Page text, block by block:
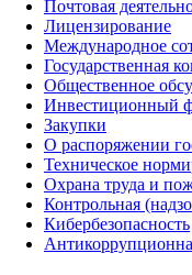
Почтовая
Лицензирование
Международное
Государственная
Общественное
Инвестиционный
Закупки
О распоряжении
Техническое
Охрана труда и
Контрольная
Кибербезопасность